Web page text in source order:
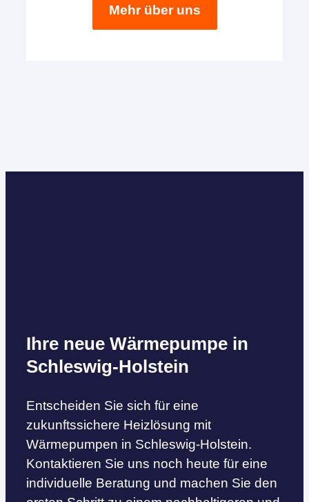
Mehr über uns
Ihre neue Wärmepumpe in
Schleswig-Holstein
Entscheiden Sie sich für eine
zukunftssichere Heizlösung mit
Wärmepumpen in Schleswig-Holstein.
Kontaktieren Sie uns noch heute für eine
individuelle Beratung und machen Sie den